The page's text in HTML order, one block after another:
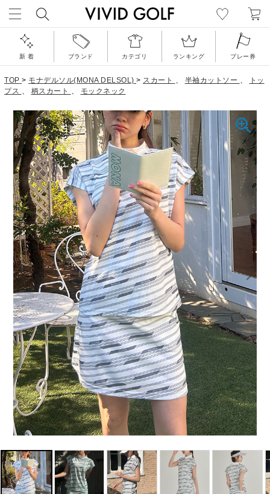
新 着 ブランド カテゴリ ランキング プレー券
TOP > モナデルソル(MONA DELSOL) > スカート 、 半袖カットソー 、
トッ
プス 、 柄スカート 、 モックネック